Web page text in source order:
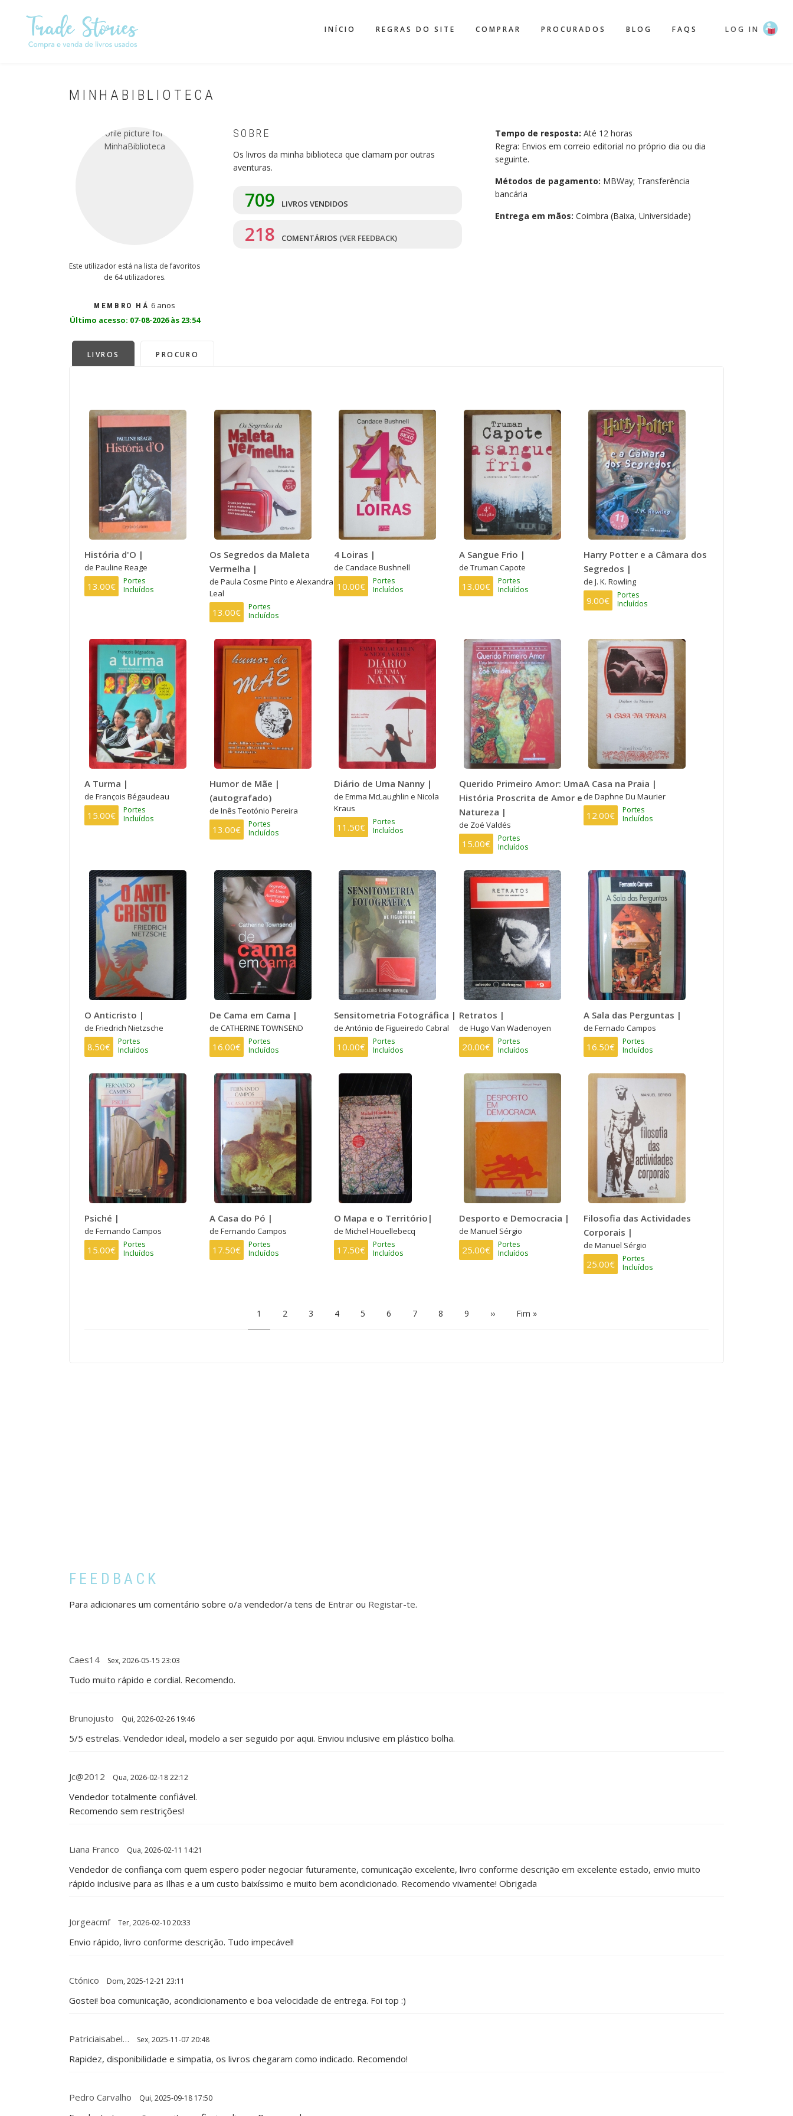
conteúdo
INÍCIO REGRAS DO SITE COMPRAR PROCURADOS BLOG FAQS LOG IN
MINHABIBLIOTECA
Este utilizador está na lista de favoritos
de 64 utilizadores.
MEMBRO HÁ 6 anos
Último acesso: 07-08-2026 às 23:54
SOBRE
Os livros da minha biblioteca que clamam por outras
aventuras.
709 LIVROS VENDIDOS
218 COMENTÁRIOS (VER FEEDBACK)
Tempo de resposta: Até 12 horas
Regra: Envios em correio editorial no próprio dia ou dia
seguinte.
Métodos de pagamento: MBWay; Transferência
bancária
Entrega em mãos: Coimbra (Baixa, Universidade)
LIVROS PROCURO
História d'O |
de Pauline Reage
13.00€
Portes
Incluídos
Os Segredos da Maleta
Vermelha |
de Paula Cosme Pinto e Alexandra
Leal
13.00€
Portes
Incluídos
4 Loiras |
de Candace Bushnell
10.00€
Portes
Incluídos
A Sangue Frio |
de Truman Capote
13.00€
Portes
Incluídos
Harry Potter e a Câmara dos
Segredos |
de J. K. Rowling
9.00€
Portes
Incluídos
A Turma |
de François Bégaudeau
15.00€
Portes
Incluídos
Humor de Mãe |
(autografado)
de Inês Teotónio Pereira
13.00€
Portes
Incluídos
Diário de Uma Nanny |
de Emma McLaughlin e Nicola
Kraus
11.50€
Portes
Incluídos
Querido Primeiro Amor: Uma
História Proscrita de Amor e
Natureza |
de Zoé Valdés
15.00€
Portes
Incluídos
A Casa na Praia |
de Daphne Du Maurier
12.00€
Portes
Incluídos
O Anticristo |
de Friedrich Nietzsche
8.50€
Portes
Incluídos
De Cama em Cama |
de CATHERINE TOWNSEND
16.00€
Portes
Incluídos
Sensitometria Fotográfica |
de António de Figueiredo Cabral
10.00€
Portes
Incluídos
Retratos |
de Hugo Van Wadenoyen
20.00€
Portes
Incluídos
A Sala das Perguntas |
de Fernado Campos
16.50€
Portes
Incluídos
Psiché |
de Fernando Campos
15.00€
Portes
Incluídos
A Casa do Pó |
de Fernando Campos
17.50€
Portes
Incluídos
O Mapa e o Território|
de Michel Houellebecq
17.50€
Portes
Incluídos
Desporto e Democracia |
de Manuel Sérgio
25.00€
Portes
Incluídos
Filosofia das Actividades
Corporais |
de Manuel Sérgio
25.00€
Portes
Incluídos
Página
1 Page
2 Page
3 Page
4 Page
5 Page
6 Page
7 Page
8 Page
9 Próxima
›› Última
Fim »
FEEDBACK
Para adicionares um comentário sobre o/a vendedor/a tens de Entrar ou Registar-te.
Caes14 Sex, 2026-05-15 23:03
Tudo muito rápido e cordial. Recomendo.
Brunojusto Qui, 2026-02-26 19:46
5/5 estrelas. Vendedor ideal, modelo a ser seguido por aqui. Enviou inclusive em plástico bolha.
Jc@2012 Qua, 2026-02-18 22:12
Vendedor totalmente confiável.
Recomendo sem restrições!
Liana Franco Qua, 2026-02-11 14:21
Vendedor de confiança com quem espero poder negociar futuramente, comunicação excelente, livro conforme descrição em excelente estado, envio muito
rápido inclusive para as Ilhas e a um custo baixíssimo e muito bem acondicionado. Recomendo vivamente! Obrigada
Jorgeacmf Ter, 2026-02-10 20:33
Envio rápido, livro conforme descrição. Tudo impecável!
Ctónico Dom, 2025-12-21 23:11
Gostei! boa comunicação, acondicionamento e boa velocidade de entrega. Foi top :)
Patriciaisabel… Sex, 2025-11-07 20:48
Rapidez, disponibilidade e simpatia, os livros chegaram como indicado. Recomendo!
Pedro Carvalho Qui, 2025-09-18 17:50